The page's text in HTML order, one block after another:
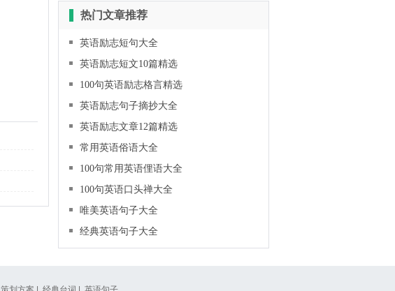
热门文章推荐
英语励志短句大全
英语励志短文10篇精选
100句英语励志格言精选
英语励志句子摘抄大全
英语励志文章12篇精选
常用英语俗语大全
100句常用英语俚语大全
100句英语口头禅大全
唯美英语句子大全
经典英语句子大全